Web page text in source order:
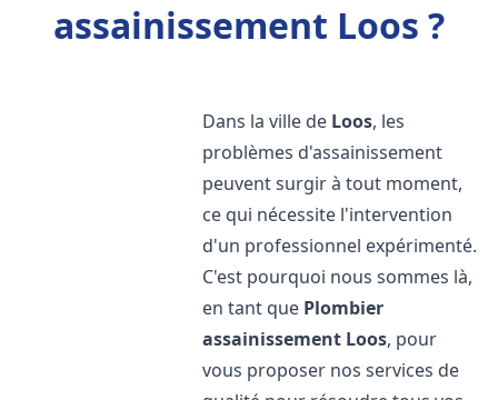
assainissement Loos ?
Dans la ville de Loos, les
problèmes d'assainissement
peuvent surgir à tout moment,
ce qui nécessite l'intervention
d'un professionnel expérimenté.
C'est pourquoi nous sommes là,
en tant que Plombier
assainissement Loos, pour
vous proposer nos services de